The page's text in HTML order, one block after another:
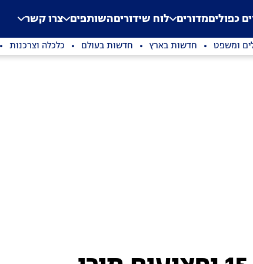
Application error: a
. כפוליםמדורים לוח שידוריםהשותפים צרו קשר
ומשפט חדשות בארץ חדשות בעולם כלכלה וצרכנות